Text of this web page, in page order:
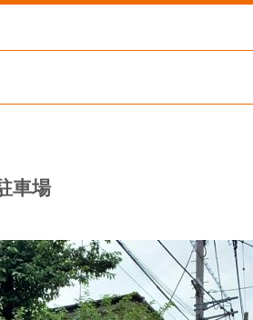
車場